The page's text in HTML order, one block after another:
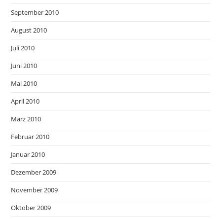
September 2010
August 2010
Juli 2010
Juni 2010
Mai 2010
April 2010
März 2010
Februar 2010
Januar 2010
Dezember 2009
November 2009
Oktober 2009